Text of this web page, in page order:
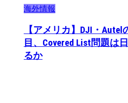
海外情報
【アメリカ】DJI・
目、Covered List問題は
るか